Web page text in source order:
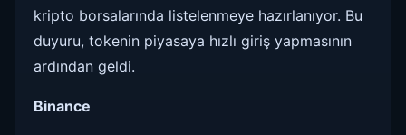
kripto borsalarında listelenmeye hazırlanıyor. Bu
duyuru, tokenin piyasaya hızlı giriş yapmasının
ardından geldi.
Binance